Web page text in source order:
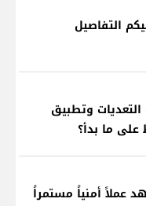
التفاصيل
التعديات وتطبيق
ما بدأ؟
عملاً أمنياً مستمراً